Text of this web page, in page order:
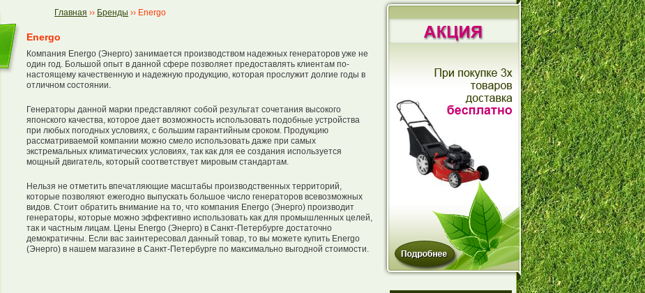
Главная ›› Бренды ›› Energo
Energo
Компания Energo (Энерго) занимается производством надежных генераторов уже не
один год. Большой опыт в данной сфере позволяет предоставлять клиентам по-
настоящему качественную и надежную продукцию, которая прослужит долгие годы в
отличном состоянии.
Генераторы данной марки представляют собой результат сочетания высокого
японского качества, которое дает возможность использовать подобные устройства
при любых погодных условиях, с большим гарантийным сроком. Продукцию
рассматриваемой компании можно смело использовать даже при самых
экстремальных климатических условиях, так как для ее создания используется
мощный двигатель, который соответствует мировым стандартам.
Нельзя не отметить впечатляющие масштабы производственных территорий,
которые позволяют ежегодно выпускать большое число генераторов всевозможных
видов. Стоит обратить внимание на то, что компания Energo (Энерго) производит
генераторы, которые можно эффективно использовать как для промышленных целей,
так и частным лицам. Цены Energo (Энерго) в Санкт-Петербурге достаточно
демократичны. Если вас заинтересовал данный товар, то вы можете купить Energo
(Энерго) в нашем магазине в Санкт-Петербурге по максимально выгодной стоимости.